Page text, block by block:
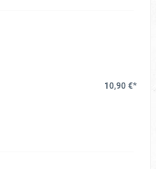
10,90 €*